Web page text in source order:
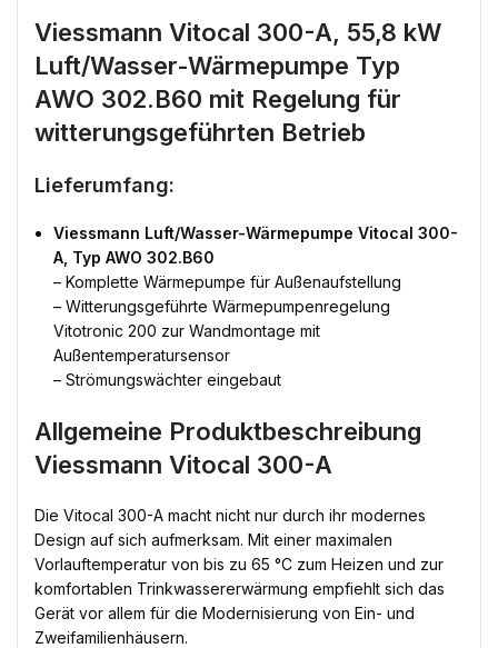
Viessmann Vitocal 300-A, 55,8 kW
Luft/Wasser-Wärmepumpe Typ
AWO 302.B60 mit Regelung für
witterungsgeführten Betrieb
Lieferumfang:
Viessmann Luft/Wasser-Wärmepumpe Vitocal 300-
A, Typ AWO 302.B60
– Komplette Wärmepumpe für Außenaufstellung
– Witterungsgeführte Wärmepumpenregelung
Vitotronic 200 zur Wandmontage mit
Außentemperatursensor
– Strömungswächter eingebaut
Allgemeine Produktbeschreibung
Viessmann Vitocal 300-A
Die Vitocal 300-A macht nicht nur durch ihr modernes
Design auf sich aufmerksam. Mit einer maximalen
Vorlauftemperatur von bis zu 65 °C zum Heizen und zur
komfortablen Trinkwassererwärmung empfiehlt sich das
Gerät vor allem für die Modernisierung von Ein- und
Zweifamilienhäusern.